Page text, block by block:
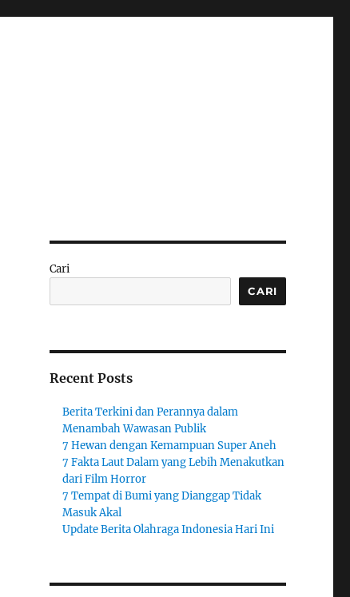
Cari
CARI
Recent Posts
Berita Terkini dan Perannya dalam
Menambah Wawasan Publik
7 Hewan dengan Kemampuan Super Aneh
7 Fakta Laut Dalam yang Lebih Menakutkan
dari Film Horror
7 Tempat di Bumi yang Dianggap Tidak
Masuk Akal
Update Berita Olahraga Indonesia Hari Ini